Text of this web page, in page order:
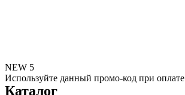
NEW 5
Используйте данный промо-код при оплате
Каталог